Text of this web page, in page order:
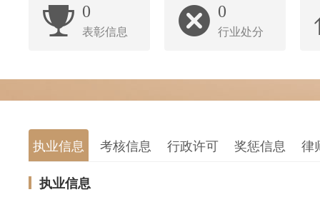
0
表彰信息
0
行业处分
执业信息 考核信息 行政许可 奖惩信息 律
执业信息